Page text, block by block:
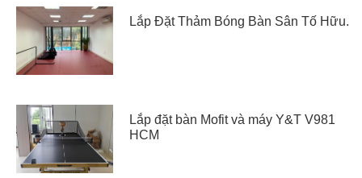
Lắp Đặt Thảm Bóng Bàn Sân Tố Hữu.
Lắp đặt bàn Mofit và máy Y&T V981
HCM